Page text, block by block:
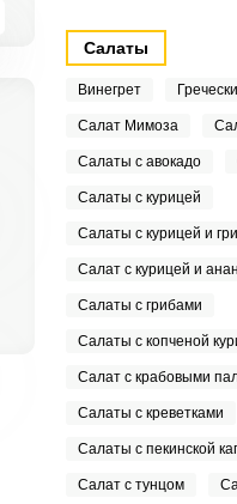
Салаты
Винегрет
Салат Мимоза
Салаты с авокадо
Салаты с курицей
Салаты с курицей и
Салат с курицей и
Салаты с грибами
Салаты с копченой
Салат с крабовыми
Салаты с креветками
Салаты с пекинской
Салат с тунцом